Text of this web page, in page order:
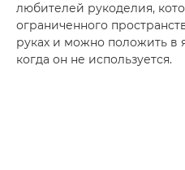
любителей рукоделия,
ограниченного
руках и можно положить в
когда он не используется.